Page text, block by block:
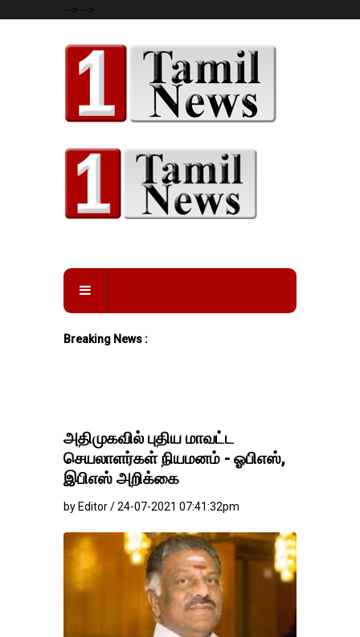
--> -->
Breaking News :
அதிமுகவில் புதிய மாவட்ட
செயலாளர்கள் நியமனம் - ஓபிஎஸ்,
இபிஎஸ் அறிக்கை
by Editor / 24-07-2021 07:41:32pm